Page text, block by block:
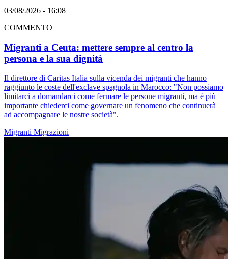
03/08/2026 - 16:08
COMMENTO
Migranti a Ceuta: mettere sempre al centro la
persona e la sua dignità
Il direttore di Caritas Italia sulla vicenda dei migranti che hanno
raggiunto le coste dell'exclave spagnola in Marocco: "Non possiamo
limitarci a domandarci come fermare le persone migranti, ma è più
importante chiederci come governare un fenomeno che continuerà
ad accompagnare le nostre società".
Migranti Migrazioni